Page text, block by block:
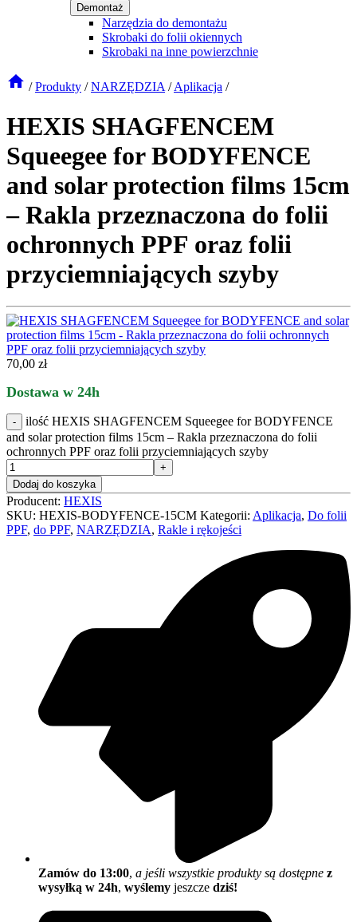
Demontaż
Narzędzia do demontażu
Skrobaki do folii okiennych
Skrobaki na inne powierzchnie
/ Produkty / NARZĘDZIA / Aplikacja /
HEXIS SHAGFENCEM
Squeegee for BODYFENCE
and solar protection films 15cm
– Rakla przeznaczona do folii
ochronnych PPF oraz folii
przyciemniających szyby
70,00 zł
Dostawa w 24h
ilość HEXIS SHAGFENCEM Squeegee for BODYFENCE
and solar protection films 15cm – Rakla przeznaczona do folii
ochronnych PPF oraz folii przyciemniających szyby
Dodaj do koszyka
Producent: HEXIS
SKU: HEXIS-BODYFENCE-15CM Kategorii: Aplikacja, Do folii
PPF, do PPF, NARZĘDZIA, Rakle i rękojeści
Zamów do 13:00, a jeśli wszystkie produkty są dostępne z
wysyłką w 24h, wyślemy jeszcze dziś!